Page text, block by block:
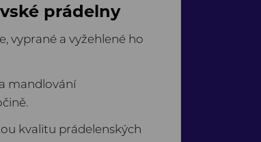
prádelny
vyprané a vyžehlené ho
mandlování
kvalitu prádelenských